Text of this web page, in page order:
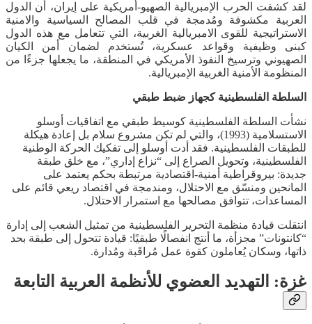
لقد كشفت الحرب الإمبريالية الصهيو-أمريكية على إيران، أن الدول
العربية مكشوفة ومُدمجة في قلب المصالح السياسية والامنية
الاستراتيجية للقوى الامبريالية الغربية، التي تتعامل مع هذه الدول
كبنى وظيفية وقواعد عسكرية، تُستخدم لضمان أمن الكيان
الصهيوني وترسيخ النفوذ الأمريكي في المنطقة، ما يجعلها جزءًا من
المنظومة الأمنية الغربية الإمبريالية.
السلطة الفلسطينية كجهاز ضبط طبقي
نشأت السلطة الفلسطينية كوسيط طبقي مع اتفاقيات أوسلو
الاستسلامية (1993)، والتي لم تكن مشروع سلام بل إعادة هيكلة
للطبقات الفلسطينية. فقد أدت أوسلو إلى تفكيك الحركة الوطنية
الفلسطينية، وتحويل الصراع إلى “نزاع إداري”، مع خلق طبقة
جديدة: بيروقراطية أمنية-اقتصادية مرتبطة بحكم يعتمد على
المانحين ومنسّق مع الاحتلال، ومندمجة في اقتصاد ريعي قائم على
المساعدات، تتوافق مصالحها مع استمرار الاحتلال.
انتقلت قيادة منظمة التحرير الفلسطينية من تمثيل الشعب إلى إدارة
“كانتونات” مجزأة، ما أنتج انفصالًا طبقيًا: قيادة تتحول إلى طبقة بحد
ذاتها، وسكان يُعاملون كقوة عمل مُراقَبة ومُدارة.
غزة: التهديد العضوي للأنظمة العربية التابعة